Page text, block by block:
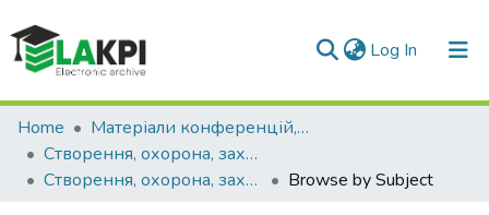
Log In (current)
Communities & Collections
All of DSpace
Home
Матеріали конференцій, семінарів і т.п.
Створення, охорона, захист і комерціалізація об'єктів права інтелектуальної власності
Створення, охорона, захист і комерціалізація об'єктів права інтелектуальної власності (6 ; 2023 ; Київ)
Browse by Subject